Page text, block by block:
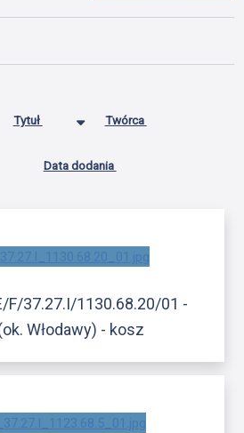
Tytuł Twórca
Data dodania
F/37.27.I/1130.68.20/01 -
Włodawy) - kosz